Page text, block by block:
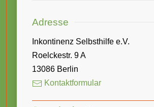
Adresse
Inkontinenz Selbsthilfe e.V.
Roelckestr. 9 A
13086 Berlin
Kontaktformular